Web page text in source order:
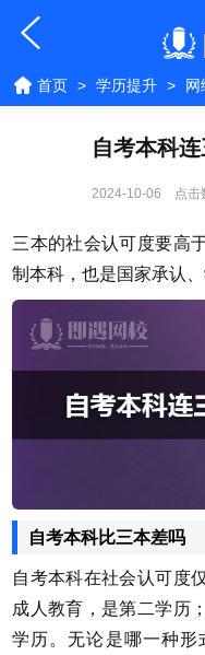
首页 > 学历提升 > 网
自考本科
2024-10-06 点击
三本的社会认可度要高
制本科，也是国家承认
自考本科比三本差吗
自考本科在社会认可度
成人教育，是第二学历
学历。无论是哪一种形